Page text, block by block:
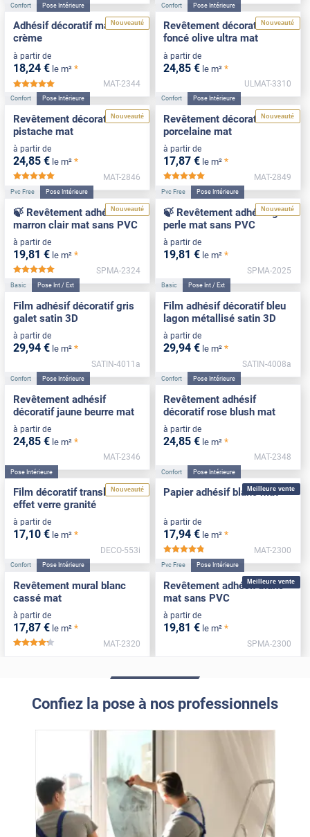
Nouveauté
Confort Pose Intérieure
Adhésif décoratif mat blanc
crème
à partir de
18,24 € le m² *
*****
MAT-2344
Nouveauté
Confort Pose Intérieure
Revêtement décoratif vert
foncé olive ultra mat
à partir de
24,85 € le m² *
ULMAT-3310
Nouveauté
Confort Pose Intérieure
Revêtement décoratif vert
pistache mat
à partir de
24,85 € le m² *
MAT-2846
Nouveauté
Confort Pose Intérieure
Revêtement décoratif
porcelaine mat
à partir de
17,87 € le m² *
MAT-2849
Nouveauté
Pvc Free Pose Intérieure
🍃 Revêtement adhésif
marron clair mat sans PVC
à partir de
19,81 € le m² *
*****
SPMA-2324
Nouveauté
Pvc Free Pose Intérieure
🍃 Revêtement adhésif gris
perle mat sans PVC
à partir de
19,81 € le m² *
SPMA-2025
Basic Pose Int / Ext
Film adhésif décoratif gris
galet satin 3D
à partir de
29,94 € le m² *
SATIN-4011a
Basic Pose Int / Ext
Film adhésif décoratif bleu
lagon métallisé satin 3D
à partir de
29,94 € le m² *
SATIN-4008a
Confort Pose Intérieure
Revêtement adhésif
décoratif jaune beurre mat
à partir de
24,85 € le m² *
MAT-2346
Confort Pose Intérieure
Revêtement adhésif
décoratif rose blush mat
à partir de
24,85 € le m² *
MAT-2348
Nouveauté
Pose Intérieure
Film décoratif translucide
effet verre granité
à partir de
17,10 € le m² *
DECO-553i
Meilleure vente
Confort Pose Intérieure
Papier adhésif blanc mat
à partir de
17,94 € le m² *
*****
MAT-2300
Confort Pose Intérieure
Revêtement mural blanc
cassé mat
à partir de
17,87 € le m² *
*****
MAT-2320
Meilleure vente
Pvc Free Pose Intérieure
Revêtement adhésif blanc
mat sans PVC
à partir de
19,81 € le m² *
SPMA-2300
Confiez la pose à nos professionnels